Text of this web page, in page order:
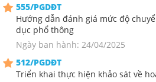
555/PGDĐT
Hướng dẫn đánh giá mức độ
dục phổ thông
Ngày ban hành: 24/04/2025
512/PGDĐT
Triển khai thực hiện khảo sát về